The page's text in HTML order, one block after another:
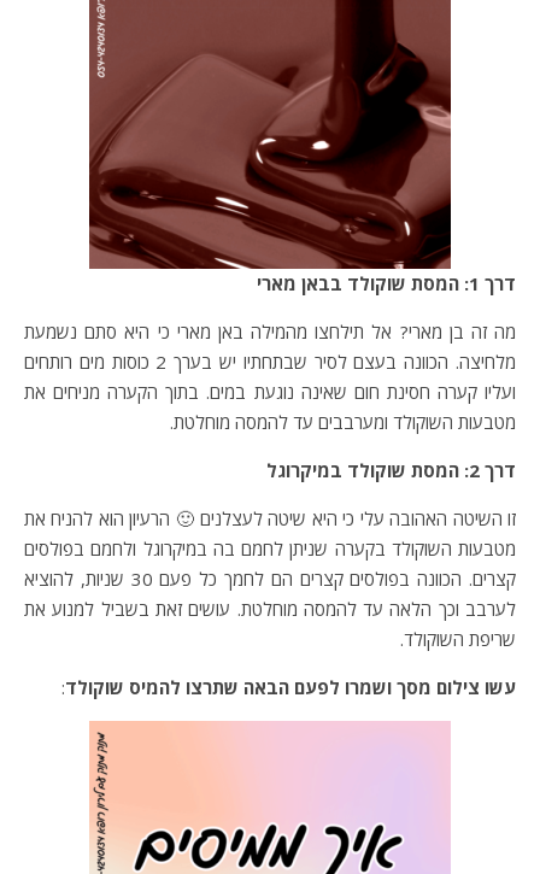
דרך 1: המסת שוקולד בבאן מארי
מה זה בן מארי? אל תילחצו מהמילה באן מארי כי היא סתם נשמעת
מלחיצה. הכוונה בעצם לסיר שבתחתיו יש בערך 2 כוסות מים רותחים
ועליו קערה חסינת חום שאינה נוגעת במים. בתוך הקערה מניחים את
מטבעות השוקולד ומערבבים עד להמסה מוחלטת.
דרך 2: המסת שוקולד במיקרוגל
זו השיטה האהובה עלי כי היא שיטה לעצלנים 🙂 הרעיון הוא להניח את
מטבעות השוקולד בקערה שניתן לחמם בה במיקרוגל ולחמם בפולסים
קצרים. הכוונה בפולסים קצרים הם לחמך כל פעם 30 שניות, להוציא
לערבב וכך הלאה עד להמסה מוחלטת. עושים זאת בשביל למנוע את
שריפת השוקולד.
עשו צילום מסך ושמרו לפעם הבאה שתרצו להמיס שוקולד: